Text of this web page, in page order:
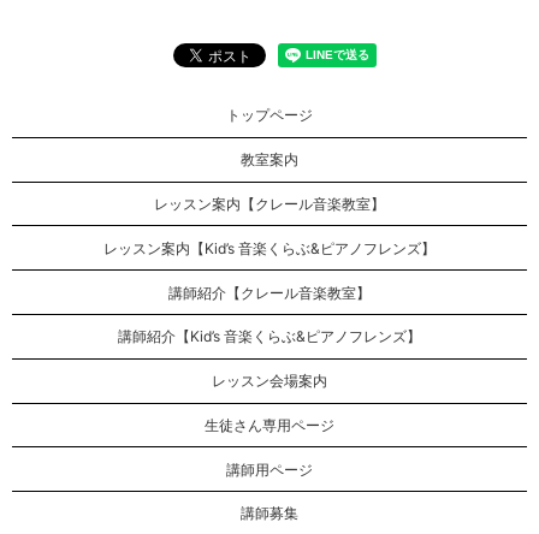
トップページ
教室案内
レッスン案内【クレール音楽教室】
レッスン案内【Kid’s 音楽くらぶ&ピアノフレンズ】
講師紹介【クレール音楽教室】
講師紹介【Kid’s 音楽くらぶ&ピアノフレンズ】
レッスン会場案内
生徒さん専用ページ
講師用ページ
講師募集